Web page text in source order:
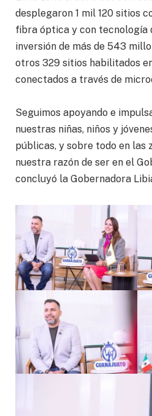
desplegaron 1 mil 120 sitios
fibra óptica y con tecnología
inversión de más de 543
otros 329 sitios habilitados
conectados a través de
Seguimos apoyando e
nuestras niñas, niños y
públicas, y sobre todo en las
nuestra razón de ser en el
concluyó la Gobernadora